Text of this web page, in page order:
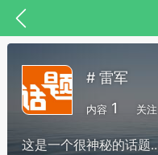
# 雷军
内容 1 关注
这是一个很神秘的话题